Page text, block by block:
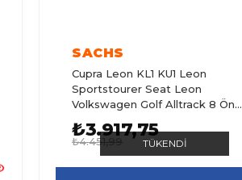
TÜKENDI
SACHS
Cupra Leon KL1 KU1 Leon
Sportstourer Seat Leon
Volkswagen Golf Alltrack 8 Ön...
₺3.917,75
₺4.451,99